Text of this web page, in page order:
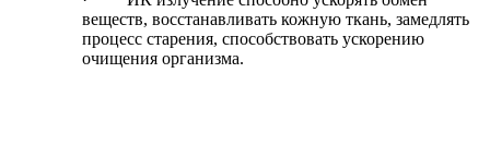
веществ, восстанавливать кожную ткань, замедлять
процесс старения, способствовать ускорению
очищения организма.